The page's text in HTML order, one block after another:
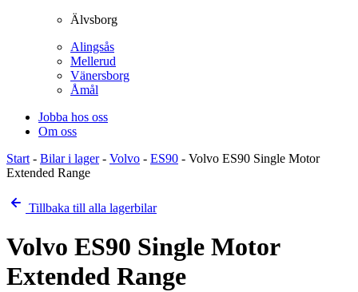
Älvsborg
Alingsås
Mellerud
Vänersborg
Åmål
Jobba hos oss
Om oss
Start - Bilar i lager- Volvo - ES90 - Volvo ES90 Single Motor
Extended Range
Tillbaka till alla lagerbilar
Volvo ES90 Single Motor
Extended Range